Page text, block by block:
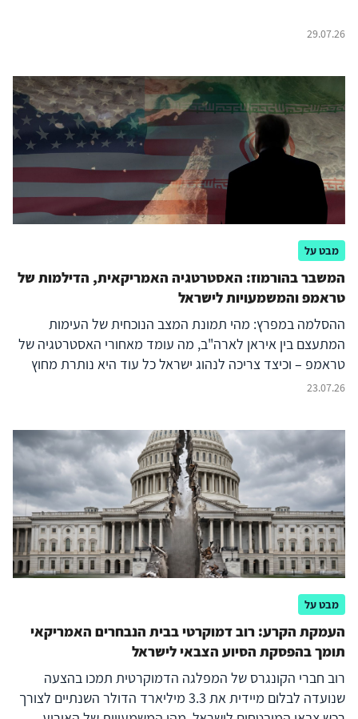
29.07.26
מבט על
המשבר בהורמוז: האסטרטגיה האמריקאית, הדילמות של
טראמפ והמשמעויות לישראל
ההסלמה במפרץ: מהי תמונת המצב הנוכחית של העימות
המתעצם בין איראן לארה"ב, מה עומד מאחורי האסטרטגיה של
טראמפ – וכיצד צריכה לנהוג ישראל כל עוד היא נותרת מחוץ
לעימות?
23.07.26
מבט על
העמקת הקרע: רוב דמוקרטי בבית הנבחרים האמריקאי
תומך בהפסקת הסיוע הצבאי לישראל
רוב חברי הקונגרס של המפלגה הדמוקרטית תמכו בהצעה
שנועדה לבלום מיידית את 3.3 מיליארד הדולר השנתיים לצורך